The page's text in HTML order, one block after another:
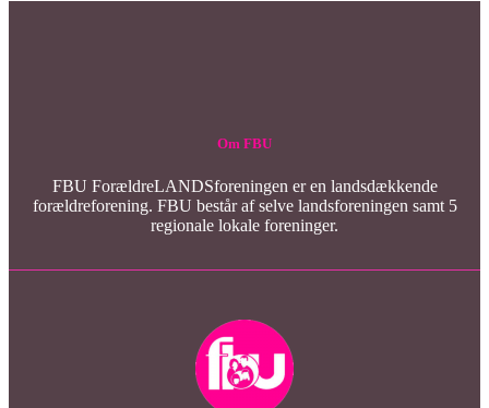
Om FBU
FBU ForældreLANDSforeningen er en landsdækkende
forældreforening. FBU består af selve landsforeningen samt 5
regionale lokale foreninger.